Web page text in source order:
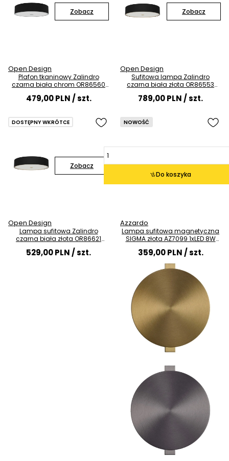
Zobacz
Open Design
Plafon tkaninowy Zalindro
czarna biała chrom OR86560
4xE27 okrągły
479,00 PLN/ szt.
Zobacz
Open Design
Sufitowa lampa Zalindro
czarna biała złota OR86553
6xE27 do salonu
789,00 PLN/ szt.
Zobacz
DOSTĘPNY WKRÓTCE
Open Design
Lampa sufitowa Zalindro
czarna biała złota OR86621
4xE27 tkaninowa
529,00 PLN/ szt.
Do koszyka
NOWOŚĆ
Azzardo
Lampa sufitowa magnetyczna
SIGMA złota AZ7099 1xLED 8W
3000K okrągła
359,00 PLN/ szt.